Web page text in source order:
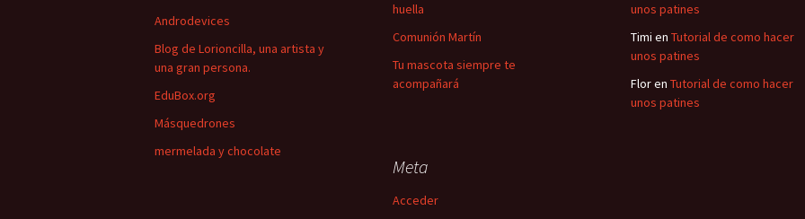
huella
Comunión Martín
Tu mascota siempre te
acompañará
unos patines
Timi en Tutorial de como hacer
unos patines
Floren Tutorial de como hacer
unos patines
Androdevices
Blog de Lorioncilla, una artista y
una gran persona.
EduBox.org
Másquedrones
mermelada y chocolate
Meta
Acceder